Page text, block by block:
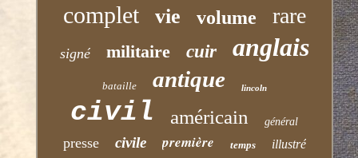
complet vie volume rare
signé militaire cuir anglais
bataille antique lincoln
civil américain général
presse civile première temps illustré